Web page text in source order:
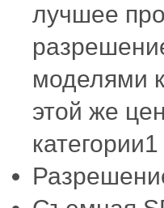
лучшее
моделями
этой же
категории1